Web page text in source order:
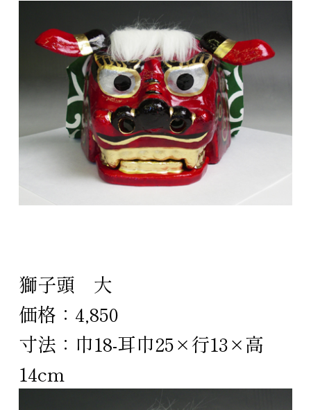
獅子頭 大
価格：4,850
寸法：巾18-耳巾25×行13×高
14cm